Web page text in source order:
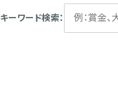
キーワード検索：